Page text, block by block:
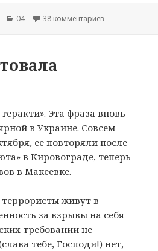
Рубрики
04 38 комментариев
Эта фраза вновь
в Украине. Совсем
ее повторяли после
в Кировограде, теперь
в Макеевке.
живут в
за взрывы на себя
требований не
тебе, Господи!) нет,